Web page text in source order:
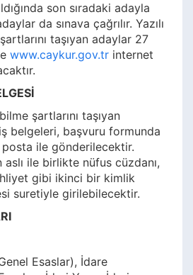
son sıradaki adayla
da sınava çağrılır. Yazılı
taşıyan adaylar 27
www.caykur.gov.tr internet
şartlarını taşıyan
belgeleri, başvuru formunda
ile gönderilecektir.
aslı ile birlikte nüfus cüzdanı,
gibi ikinci bir kimlik
suretiyle girilebilecektir.
Esaslar), İdare